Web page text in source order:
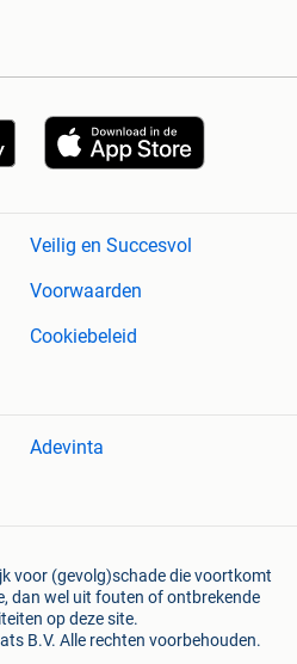
Veilig en Succesvol
Voorwaarden
Cookiebeleid
Adevinta
voor (gevolg)schade die voortkomt
dan wel uit fouten of ontbrekende
op deze site.
B.V. Alle rechten voorbehouden.